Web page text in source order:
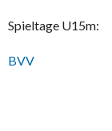
Spieltage U15m:
BVV